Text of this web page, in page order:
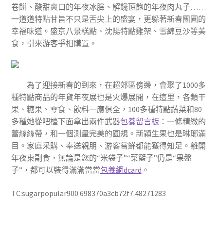
卷餅、酸甜爽口的年夜冰臉、解饞頂飽的年夜肉丸子……
一道道特點甘旨不只是舌尖上的盛宴，更躲著新春團圓的
幸福味道。盛京八景糕點、沈陽特點雞架、雪綿豆沙等美
食，引來游客爭相購置。
為了迎接新春的到來，在超郊區傍邊，會聚了1000多
種特點商品的年貨年夜展也是火爆展開，在這里，各類干
果、糖果、零食、飲料一應俱全，100多種特點蔬菜和80
多種她從吧檯下面拿出兩件武器包養留言板 ：一條精緻的
蕾絲絲帶，和一個測量完美的圓規。新穎生果也是琳瑯滿
目。家庭采購、奉送親朋、游客嘗鮮都能獲得知足。離開
年夜東副食，無論是您的“米袋子”“菜籃子”仍是“果盤
子”，都可以裝得滿滿當當包養網dcard 。
TC:sugarpopular900 698370a3cb72f7.48271283